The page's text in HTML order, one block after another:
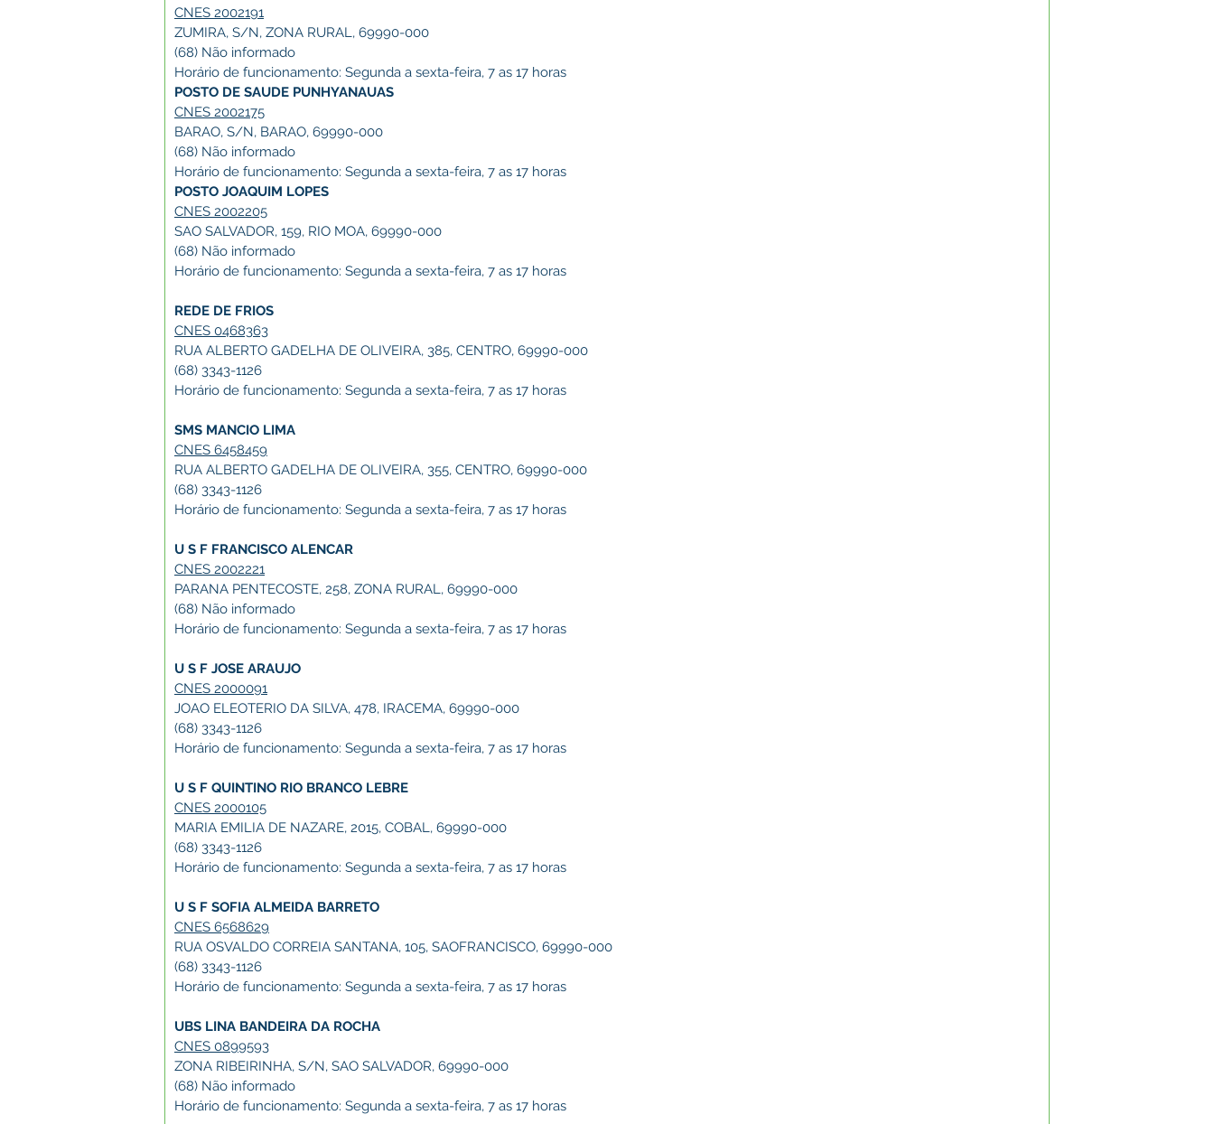
CNES 2002191
ZUMIRA, S/N, ZONA RURAL, 69990-000
(68) Não informado
Horário de funcionamento: Segunda a sexta-feira, 7 as 17 horas
POSTO DE SAUDE PUNHYANAUAS
CNES 2002175
BARAO, S/N, BARAO, 69990-000
(68) Não informado
Horário de funcionamento: Segunda a sexta-feira, 7 as 17 horas
POSTO JOAQUIM LOPES
CNES 2002205
SAO SALVADOR, 159, RIO MOA, 69990-000
(68) Não informado
Horário de funcionamento: Segunda a sexta-feira, 7 as 17 horas
REDE DE FRIOS
CNES 0468363
RUA ALBERTO GADELHA DE OLIVEIRA, 385, CENTRO, 69990-000
(68) 3343-1126
Horário de funcionamento: Segunda a sexta-feira, 7 as 17 horas
SMS MANCIO LIMA
CNES 6458459
RUA ALBERTO GADELHA DE OLIVEIRA, 355, CENTRO, 69990-000
(68) 3343-1126
Horário de funcionamento: Segunda a sexta-feira, 7 as 17 horas
U S F FRANCISCO ALENCAR
CNES 2002221
PARANA PENTECOSTE, 258, ZONA RURAL, 69990-000
(68) Não informado
Horário de funcionamento: Segunda a sexta-feira, 7 as 17 horas
U S F JOSE ARAUJO
CNES 2000091
JOAO ELEOTERIO DA SILVA, 478, IRACEMA, 69990-000
(68) 3343-1126
Horário de funcionamento: Segunda a sexta-feira, 7 as 17 horas
U S F QUINTINO RIO BRANCO LEBRE
CNES 2000105
MARIA EMILIA DE NAZARE, 2015, COBAL, 69990-000
(68) 3343-1126
Horário de funcionamento: Segunda a sexta-feira, 7 as 17 horas
U S F SOFIA ALMEIDA BARRETO
CNES 6568629
RUA OSVALDO CORREIA SANTANA, 105, SAOFRANCISCO, 69990-000
(68) 3343-1126
Horário de funcionamento: Segunda a sexta-feira, 7 as 17 horas
UBS LINA BANDEIRA DA ROCHA
CNES 0899593
ZONA RIBEIRINHA, S/N, SAO SALVADOR, 69990-000
(68) Não informado
Horário de funcionamento: Segunda a sexta-feira, 7 as 17 horas